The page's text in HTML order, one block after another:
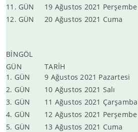
11. GÜN
19 Ağustos 2021 Perşembe
12. GÜN
20 Ağustos 2021 Cuma
BİNGÖL
GÜN
TARİH
1. GÜN
9 Ağustos 2021 Pazartesi
2. GÜN
10 Ağustos 2021 Salı
3. GÜN
11 Ağustos 2021 Çarşamba
4. GÜN
12 Ağustos 2021 Perşembe
5. GÜN
13 Ağustos 2021 Cuma